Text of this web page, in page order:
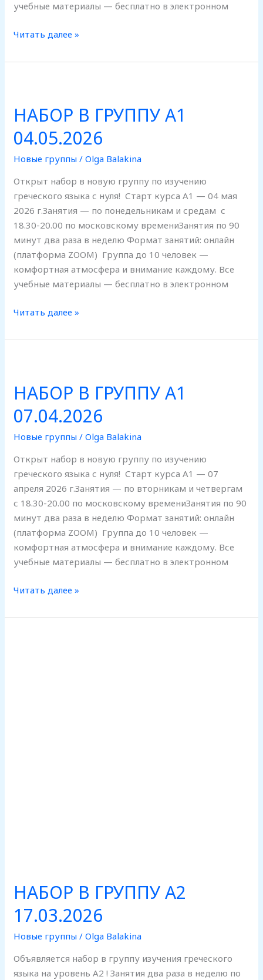
учебные материалы — бесплатно в электронном
Читать далее »
НАБОР В ГРУППУ А1
04.05.2026
Новые группы /Olga Balakina
Открыт набор в новую группу по изучению
греческого языка с нуля! Старт курса А1 — 04 мая
2026 г.Занятия — по понедельникам и средам с
18.30-20.00 по московскому времениЗанятия по 90
минут два раза в неделю Формат занятий: онлайн
(платформа ZOOM) Группа до 10 человек —
комфортная атмосфера и внимание каждому. Все
учебные материалы — бесплатно в электронном
ГРУППУ
04.05.2026
Читать далее »
НАБОР В ГРУППУ А1
07.04.2026
Новые группы /Olga Balakina
Открыт набор в новую группу по изучению
греческого языка с нуля! Старт курса А1 — 07
апреля 2026 г.Занятия — по вторникам и четвергам
с 18.30-20.00 по московскому времениЗанятия по 90
минут два раза в неделю Формат занятий: онлайн
(платформа ZOOM) Группа до 10 человек —
комфортная атмосфера и внимание каждому. Все
учебные материалы — бесплатно в электронном
ГРУППУ
07.04.2026
Читать далее »
НАБОР В ГРУППУ А2
17.03.2026
Новые группы /Olga Balakina
Объявляется набор в группу изучения греческого
языка на уровень А2 ! Занятия два раза в неделю по